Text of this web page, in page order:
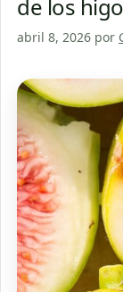
de los
abril 8, 2026 por